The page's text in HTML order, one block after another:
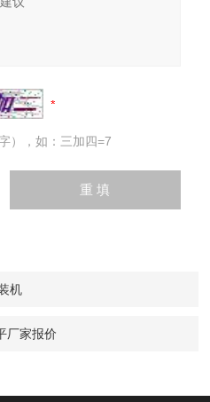
），如：三加四=7
机
厂家报价